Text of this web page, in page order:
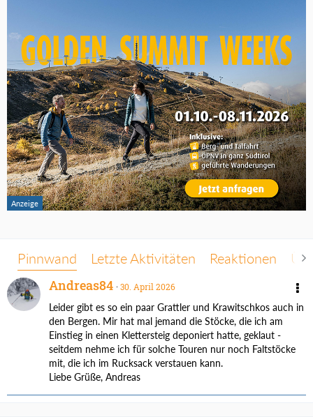
Pinnwand Letzte Aktivitäten Reaktionen
Andreas84
30. April 2026
Leider gibt es so ein paar Grattler und Krawitschkos auch in
den Bergen. Mir hat mal jemand die Stöcke, die ich am
Einstieg in einen Klettersteig deponiert hatte, geklaut -
seitdem nehme ich für solche Touren nur noch Faltstöcke
mit, die ich im Rucksack verstauen kann.
Liebe Grüße, Andreas